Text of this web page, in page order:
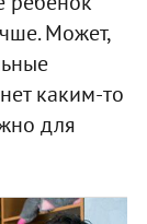
Может,
каким-то
для